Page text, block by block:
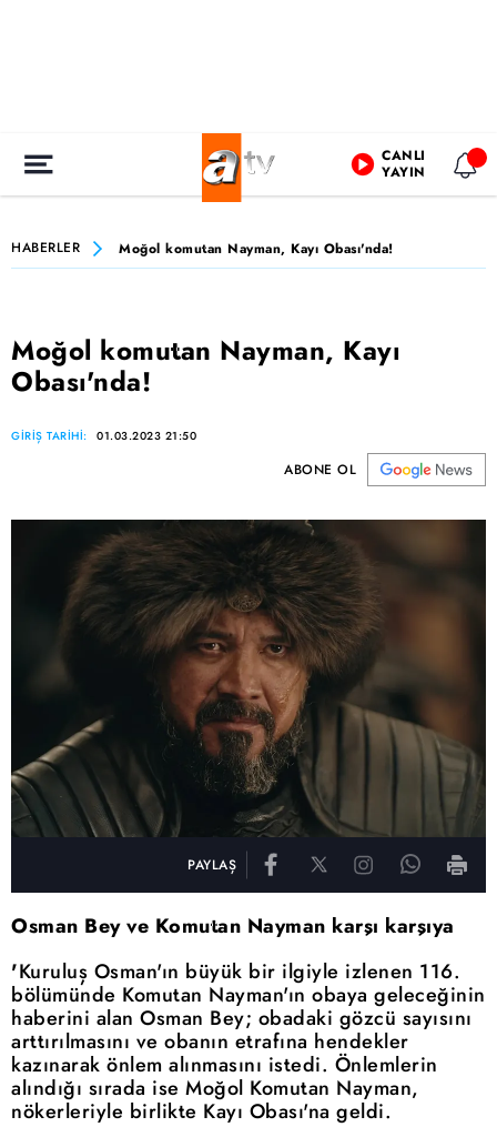
CANLI
YAYIN
HABERLER Moğol komutan Nayman, Kayı Obası'nda!
Moğol komutan Nayman, Kayı
Obası'nda!
GİRİŞ TARİHİ: 01.03.2023 21:50
ABONE OL
PAYLAŞ
Osman Bey ve Komutan Nayman karşı karşıya
'Kuruluş Osman'ın büyük bir ilgiyle izlenen 116.
bölümünde Komutan Nayman'ın obaya geleceğinin
haberini alan Osman Bey; obadaki gözcü sayısını
arttırılmasını ve obanın etrafına hendekler
kazınarak önlem alınmasını istedi. Önlemlerin
alındığı sırada ise Moğol Komutan Nayman,
nökerleriyle birlikte Kayı Obası'na geldi.